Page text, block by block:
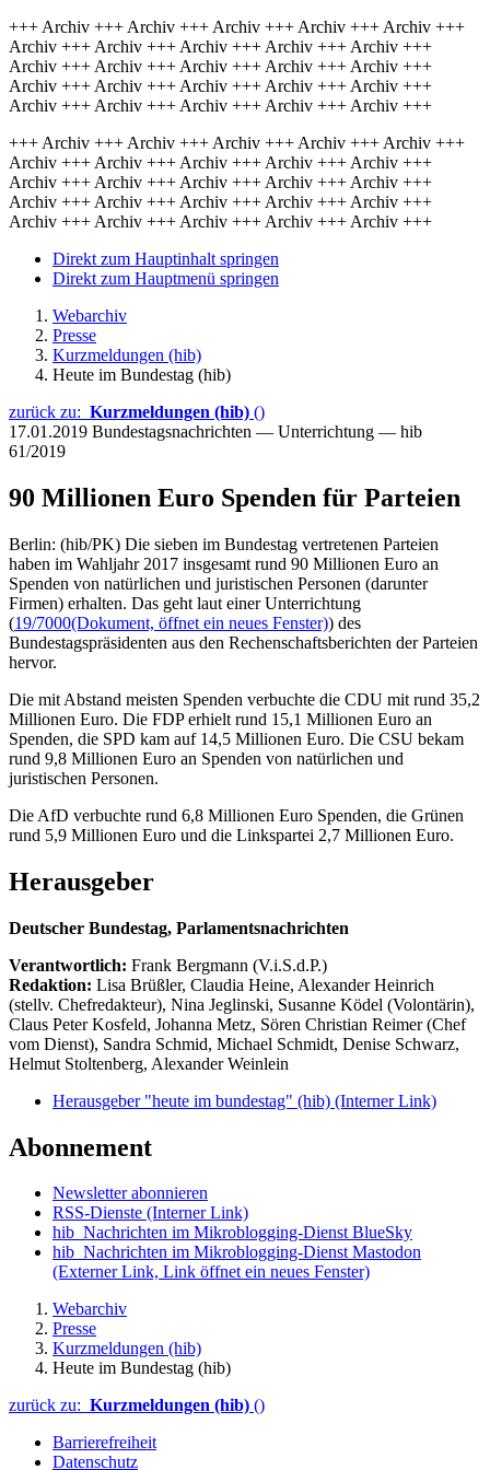
+++ Archiv +++ Archiv +++ Archiv +++ Archiv +++ Archiv +++
Archiv +++ Archiv +++ Archiv +++ Archiv +++ Archiv +++
Archiv +++ Archiv +++ Archiv +++ Archiv +++ Archiv +++
Archiv +++ Archiv +++ Archiv +++ Archiv +++ Archiv +++
Archiv +++ Archiv +++ Archiv +++ Archiv +++ Archiv +++
+++ Archiv +++ Archiv +++ Archiv +++ Archiv +++ Archiv +++
Archiv +++ Archiv +++ Archiv +++ Archiv +++ Archiv +++
Archiv +++ Archiv +++ Archiv +++ Archiv +++ Archiv +++
Archiv +++ Archiv +++ Archiv +++ Archiv +++ Archiv +++
Archiv +++ Archiv +++ Archiv +++ Archiv +++ Archiv +++
Direkt zum Hauptinhalt springen
Direkt zum Hauptmenü springen
Webarchiv
Presse
Kurzmeldungen (hib)
Heute im Bundestag (hib)
zurück zu: Kurzmeldungen (hib) ()
17.01.2019 Bundestagsnachrichten — Unterrichtung — hib
61/2019
90 Millionen Euro Spenden für Parteien
Berlin: (hib/PK) Die sieben im Bundestag vertretenen Parteien
haben im Wahljahr 2017 insgesamt rund 90 Millionen Euro an
Spenden von natürlichen und juristischen Personen (darunter
Firmen) erhalten. Das geht laut einer Unterrichtung
(19/7000(Dokument, öffnet ein neues Fenster)) des
Bundestagspräsidenten aus den Rechenschaftsberichten der Parteien
hervor.
Die mit Abstand meisten Spenden verbuchte die CDU mit rund 35,2
Millionen Euro. Die FDP erhielt rund 15,1 Millionen Euro an
Spenden, die SPD kam auf 14,5 Millionen Euro. Die CSU bekam
rund 9,8 Millionen Euro an Spenden von natürlichen und
juristischen Personen.
Die AfD verbuchte rund 6,8 Millionen Euro Spenden, die Grünen
rund 5,9 Millionen Euro und die Linkspartei 2,7 Millionen Euro.
Herausgeber
Deutscher Bundestag, Parlamentsnachrichten
Verantwortlich: Frank Bergmann (V.i.S.d.P.)
Redaktion: Lisa Brüßler, Claudia Heine, Alexander Heinrich
(stellv. Chefredakteur), Nina Jeglinski, Susanne Ködel (Volontärin),
Claus Peter Kosfeld, Johanna Metz, Sören Christian Reimer (Chef
vom Dienst), Sandra Schmid, Michael Schmidt, Denise Schwarz,
Helmut Stoltenberg, Alexander Weinlein
Herausgeber "heute im bundestag" (hib) (Interner Link)
Abonnement
Newsletter abonnieren
RSS-Dienste (Interner Link)
hib_Nachrichten im Mikroblogging-Dienst BlueSky
hib_Nachrichten im Mikroblogging-Dienst Mastodon
(Externer Link, Link öffnet ein neues Fenster)
Webarchiv
Presse
Kurzmeldungen (hib)
Heute im Bundestag (hib)
zurück zu: Kurzmeldungen (hib) ()
Barrierefreiheit
Datenschutz